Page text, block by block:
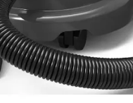
